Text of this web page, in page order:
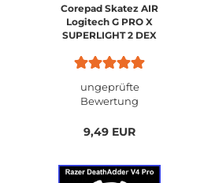
Corepad Skatez AIR
Logitech G PRO X
SUPERLIGHT 2 DEX
ungeprüfte
Bewertung
9,49 EUR